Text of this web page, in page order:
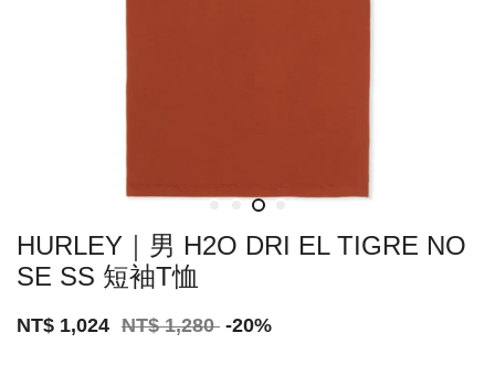
HURLEY｜男 H2O DRI EL TIGRE NO
SE SS 短袖T恤
NT$ 1,024 NT$ 1,280 -20%